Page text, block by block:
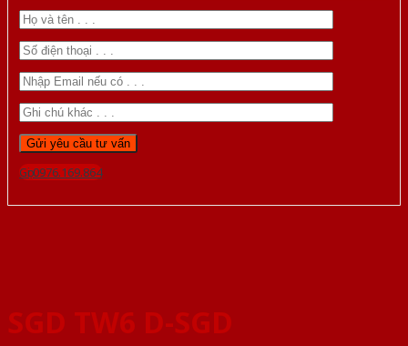
Gọi 0976.169.864
SGD TW6 D-SGD